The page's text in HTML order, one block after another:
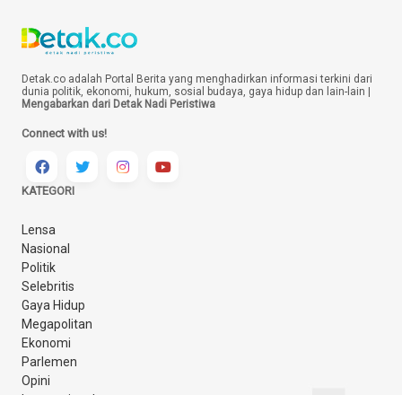
Detak.co adalah Portal Berita yang menghadirkan informasi terkini dari
dunia politik, ekonomi, hukum, sosial budaya, gaya hidup dan lain-lain |
Mengabarkan dari Detak Nadi Peristiwa
Connect with us!
KATEGORI
Lensa
Nasional
Politik
Selebritis
Gaya Hidup
Megapolitan
Ekonomi
Parlemen
Opini